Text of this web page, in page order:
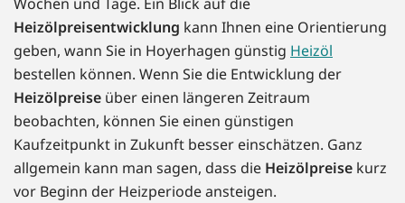
Heizölpreisentwicklung kann Ihnen eine Orientierung
geben, wann Sie in Hoyerhagen günstig Heizöl
bestellen können. Wenn Sie die Entwicklung der
Heizölpreise über einen längeren Zeitraum
beobachten, können Sie einen günstigen
Kaufzeitpunkt in Zukunft besser einschätzen. Ganz
allgemein kann man sagen, dass die Heizölpreise kurz
vor Beginn der Heizperiode ansteigen.